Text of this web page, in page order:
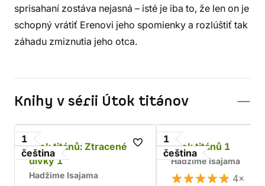
sprisahaní zostáva nejasná – isté je iba to, že len on je
schopný vrátiť Erenovi jeho spomienky a rozlúštiť tak
záhadu zmiznutia jeho otca.
Knihy v sérii Útok titánov
1
čeština
Útok titánů: Ztracené
dívky 1
Hadžime Isajama
1
čeština
Útok titánů 1
Hadžime Isajama
4×